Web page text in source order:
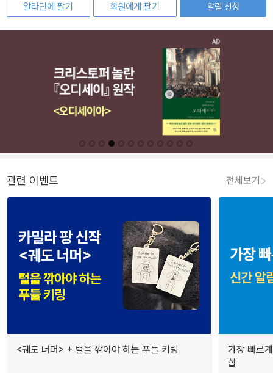
알라딘에 팔기
회원에게 팔기
알림 신청
관련 이벤트 전체보기
<궤도 너머> + 털을 깎아야 하는 푸들 키링
가장 빠르
합